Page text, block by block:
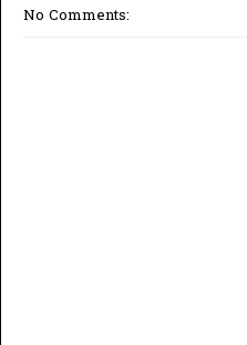
No Comments: